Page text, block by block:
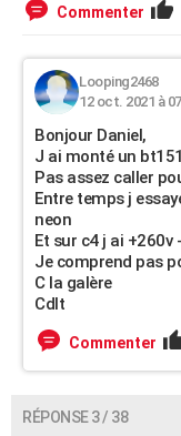
Commenter
Looping2468
12 oct. 2021 à
Bonjour Daniel,
J ai monté un
Pas assez caller
Entre temps j
neon
Et sur c4 j ai +260v
Je comprend pas
C la galère
Cdlt
Commenter
RÉPONSE 3 / 38